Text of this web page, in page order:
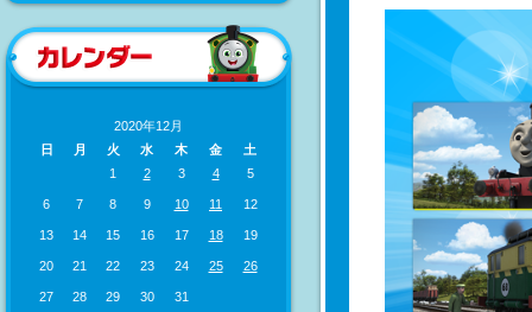
2020年12月
日
月 火 水 木 金
土
1
2 3 4 5
6 7 8 9 10 11 12
13 14 15 16 17 18 19
20 21 22 23 24 25 26
27 28 29 30
31